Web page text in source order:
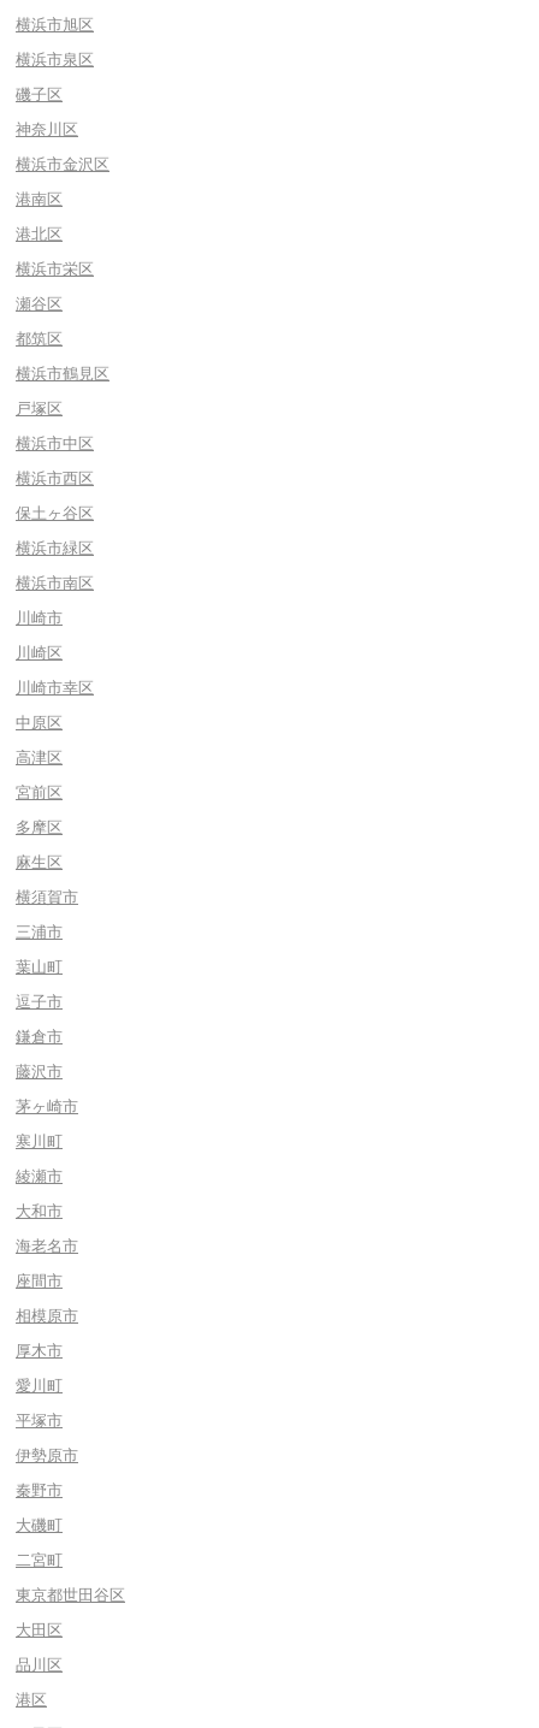
横浜市旭区
横浜市泉区
磯子区
神奈川区
横浜市金沢区
港南区
港北区
横浜市栄区
瀬谷区
都筑区
横浜市鶴見区
戸塚区
横浜市中区
横浜市西区
保土ヶ谷区
横浜市緑区
横浜市南区
川崎市
川崎区
川崎市幸区
中原区
高津区
宮前区
多摩区
麻生区
横須賀市
三浦市
葉山町
逗子市
鎌倉市
藤沢市
茅ヶ崎市
寒川町
綾瀬市
大和市
海老名市
座間市
相模原市
厚木市
愛川町
平塚市
伊勢原市
秦野市
大磯町
二宮町
東京都世田谷区
大田区
品川区
港区